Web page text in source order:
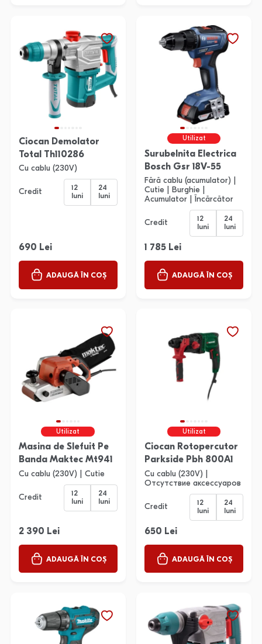
Ciocan Demolator
Total Th110286
Cu cablu (230V)
Credit
12
luni
24
luni
690 Lei
ADAUGĂ ÎN COȘ
Utilizat
Surubelnita Electrica
Bosch Gsr 18V-55
Fără cablu (acumulator) |
Cutie | Burghie |
Acumulator | Încărcător
Credit
12
luni
24
luni
1 785 Lei
ADAUGĂ ÎN COȘ
Utilizat
Masina de Slefuit Pe
Banda Maktec Mt941
Cu cablu (230V) | Cutie
Credit
12
luni
24
luni
2 390 Lei
ADAUGĂ ÎN COȘ
Utilizat
Ciocan Rotopercutor
Parkside Pbh 800A1
Cu cablu (230V) |
Отсутствие аксессуаров
Credit
12
luni
24
luni
650 Lei
ADAUGĂ ÎN COȘ